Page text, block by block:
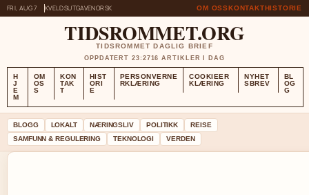
FRI, AUG 7 KVELDSUTGAVENORSK OM OSSKONTAKTHISTORIE
TIDSROMMET.ORG
TIDSROMMET DAGLIG BRIEF
OPPDATERT 23:2716 ARTIKLER I DAG
H
J
E
M
OM
OS
S
KON
TAK
T
HIST
ORI
E
PERSONVERNE
RKLÆRING
COOKIEER
KLÆRING
NYHET
SBREV
BL
OG
G
BLOGG LOKALT NÆRINGSLIV POLITIKK
REISE
SAMFUNN & REGULERING
TEKNOLOGI VERDEN